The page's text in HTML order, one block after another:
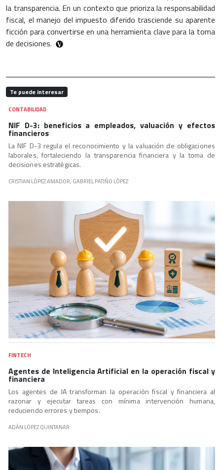
la transparencia. En un contexto que prioriza la responsabilidad
fiscal, el manejo del impuesto diferido trasciende su aparente
ficción para convertirse en una herramienta clave para la toma
de decisiones.
Te puede interesar
CONTABILIDAD
NIF D-3: beneficios a empleados, valuación y efectos
financieros
La NIF D-3 regula el reconocimiento y la valuación de obligaciones
laborales, fortaleciendo la transparencia financiera y la toma de
decisiones estratégicas.
CRISTIAN LÓPEZ AMADOR, GABRIEL PATIÑO LÓPEZ
FINTECH
Agentes de Inteligencia Artificial en la operación fiscal y
financiera
Los agentes de IA transforman la operación fiscal y financiera al
razonar y ejecutar tareas con mínima intervención humana,
reduciendo errores y tiempos.
ADÁN LÓPEZ QUINTANAR